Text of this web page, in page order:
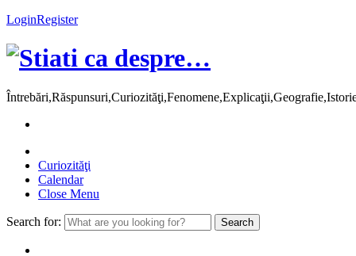
LoginRegister
Curiozităţi
Calendar
Close Menu
Search for: